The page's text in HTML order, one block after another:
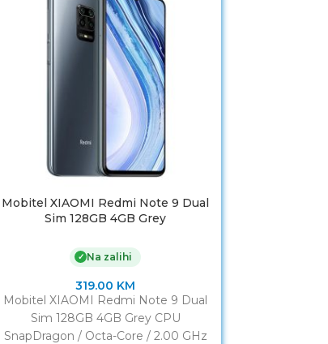
Mobitel XIAOMI Redmi Note 9 Dual
Sim 128GB 4GB Grey
✓ Na zalihi
319.00 KM
Mobitel XIAOMI Redmi Note 9 Dual
Sim 128GB 4GB Grey CPU
SnapDragon / Octa-Core / 2.00 GHz